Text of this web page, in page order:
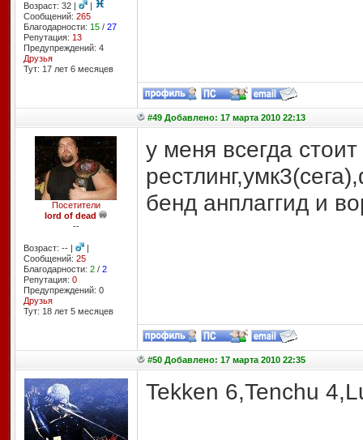
Возраст: 32 |
|
Сообщений: 265
Благодарности: 15/ 27
Репутация: 13
Предупреждений: 4
Друзья
Тут: 17 лет 6 месяцев
#49 Добавлено: 17 марта 2010 22:13
Посетители
lord of dead
--
Возраст: -- |
|
Сообщений: 25
Благодарности: 2/ 2
Репутация: 0
Предупреждений: 0
Друзья
Тут: 18 лет 5 месяцев
у меня всегда
бенд анплаггид и
#50 Добавлено: 17 марта 2010 22:35
Tekken 6,Tenchu